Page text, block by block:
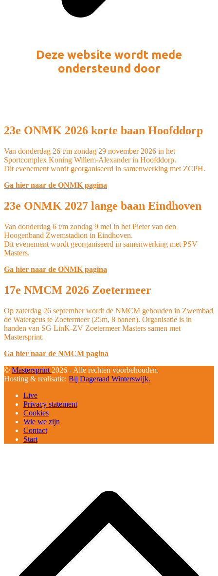
Deze website wordt mede
ondersteund door
23e ONMK 2026 korte baan Hoofddorp
Van donderdag 26 t/m zondag 29 november 2026 in het
Sportcomplex Koning Willem-Alexander in Hoofddorp.
Dit evenement wordt georganiseerd in samenwerking met ZCPH.
Ga hier naar de ONMK pagina
23e ONMK 2027 lange baan Eindhoven
Van donderdag 6 t/m zondag 9 mei in het Pieter van den
Hoogenband Zwemstadion in Eindhoven.
Dit evenement wordt georganiseerd in samenwerking met PSV
Masters.
Ga hier naar de ONMK pagina
17e NMCM 2026 Zoetermeer
Op zaterdag 26 september wordt de NMCM gehouden in Zwembad
de Watergeus te Zoetermeer (25m, 8 banen). Organisatie is in
handen van SG LinK-ZV Zoetermeer Masters samen met
Mastersprint.
Ga hier naar de NMCM pagina
© Mastersprint 2026 - Alle rechten voorbehouden.
Hosting & realisatie: Bij Dageraad Winterswijk.
Live
Privacy statement
Cookies
Wie we zijn
Contact
Start